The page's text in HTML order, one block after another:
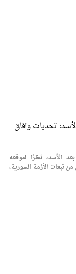
تحديات وآفاق
الأسد، نظرًا لموقعه
تبعات الأزمة السورية،